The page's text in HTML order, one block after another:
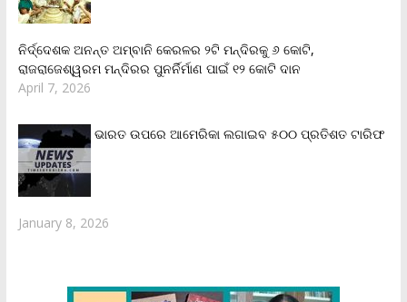
ନିର୍ଦ୍ଦେଶକ ଅନନ୍ତ ଅମ୍ବାନି କେରଳର ୨ଟି ମନ୍ଦିରକୁ ୬ କୋଟି,
ରାଜରାଜେଶ୍ୱରମ ମନ୍ଦିରର ପୁନର୍ନିର୍ମାଣ ପାଇଁ ୧୨ କୋଟି ଦାନ
April 7, 2026
ଭାରତ ଉପରେ ଆମେରିକା ଲଗାଇବ ୫୦୦ ପ୍ରତିଶତ ଟାରିଫ
January 8, 2026